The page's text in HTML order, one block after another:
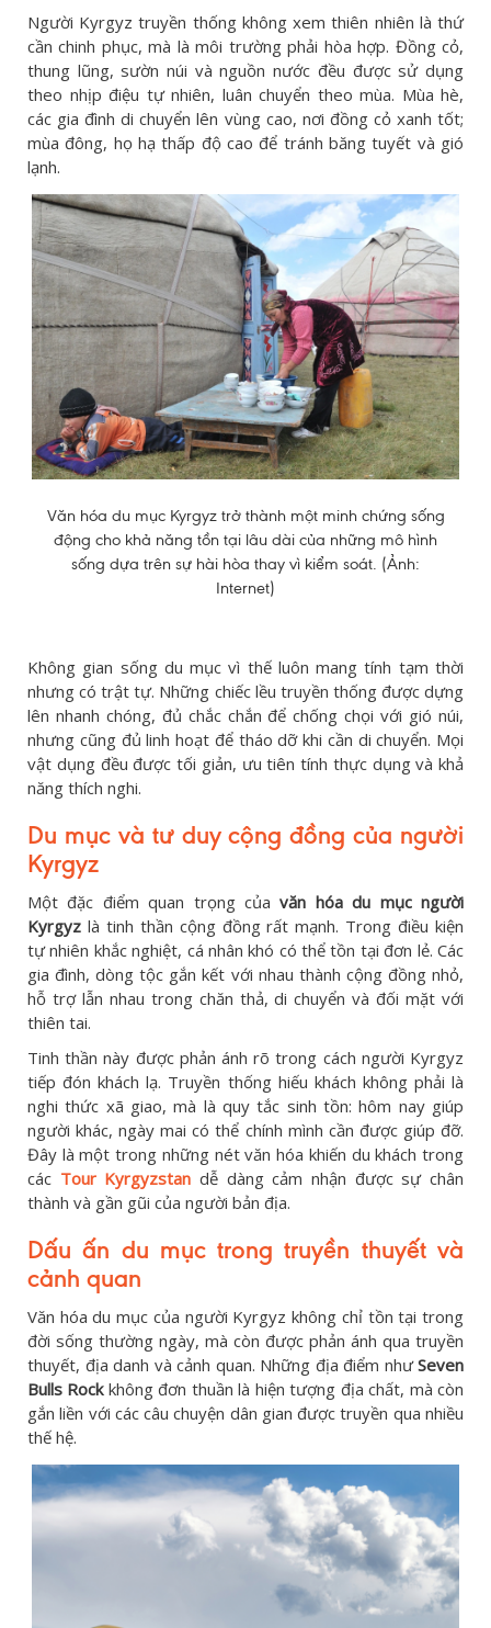
Người Kyrgyz truyền thống không xem thiên nhiên là thứ
cần chinh phục, mà là môi trường phải hòa hợp. Đồng cỏ,
thung lũng, sườn núi và nguồn nước đều được sử dụng
theo nhịp điệu tự nhiên, luân chuyển theo mùa. Mùa hè,
các gia đình di chuyển lên vùng cao, nơi đồng cỏ xanh tốt;
mùa đông, họ hạ thấp độ cao để tránh băng tuyết và gió
lạnh.
Văn hóa du mục Kyrgyz trở thành một minh chứng sống
động cho khả năng tồn tại lâu dài của những mô hình
sống dựa trên sự hài hòa thay vì kiểm soát. (Ảnh:
Internet)
Không gian sống du mục vì thế luôn mang tính tạm thời
nhưng có trật tự. Những chiếc lều truyền thống được dựng
lên nhanh chóng, đủ chắc chắn để chống chọi với gió núi,
nhưng cũng đủ linh hoạt để tháo dỡ khi cần di chuyển. Mọi
vật dụng đều được tối giản, ưu tiên tính thực dụng và khả
năng thích nghi.
Du mục và tư duy cộng đồng của người
Kyrgyz
Một đặc điểm quan trọng củavăn hóa du mục người
Kyrgyz là tinh thần cộng đồng rất mạnh. Trong điều kiện
tự nhiên khắc nghiệt, cá nhân khó có thể tồn tại đơn lẻ. Các
gia đình, dòng tộc gắn kết với nhau thành cộng đồng nhỏ,
hỗ trợ lẫn nhau trong chăn thả, di chuyển và đối mặt với
thiên tai.
Tinh thần này được phản ánh rõ trong cách người Kyrgyz
tiếp đón khách lạ. Truyền thống hiếu khách không phải là
nghi thức xã giao, mà là quy tắc sinh tồn: hôm nay giúp
người khác, ngày mai có thể chính mình cần được giúp đỡ.
Đây là một trong những nét văn hóa khiến du khách trong
các Tour Kyrgyzstan dễ dàng cảm nhận được sự chân
thành và gần gũi của người bản địa.
Dấu ấn du mục trong truyền thuyết và
cảnh quan
Văn hóa du mục của người Kyrgyz không chỉ tồn tại trong
đời sống thường ngày, mà còn được phản ánh qua truyền
thuyết, địa danh và cảnh quan. Những địa điểm nhưSeven
Bulls Rockkhông đơn thuần là hiện tượng địa chất, mà còn
gắn liền với các câu chuyện dân gian được truyền qua nhiều
thế hệ.